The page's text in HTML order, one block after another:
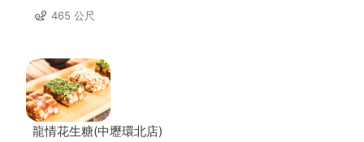
465 公尺
龍情花生糖(中壢環北店)